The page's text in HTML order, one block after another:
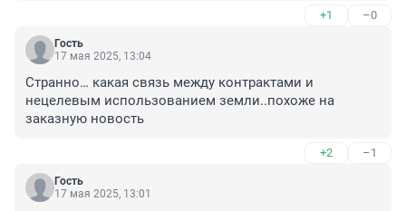
+1 –0
Гость
17 мая 2025, 13:04
Странно… какая связь между контрактами и
нецелевым использованием земли..похоже на
заказную новость
+2 –1
Гость
17 мая 2025, 13:01